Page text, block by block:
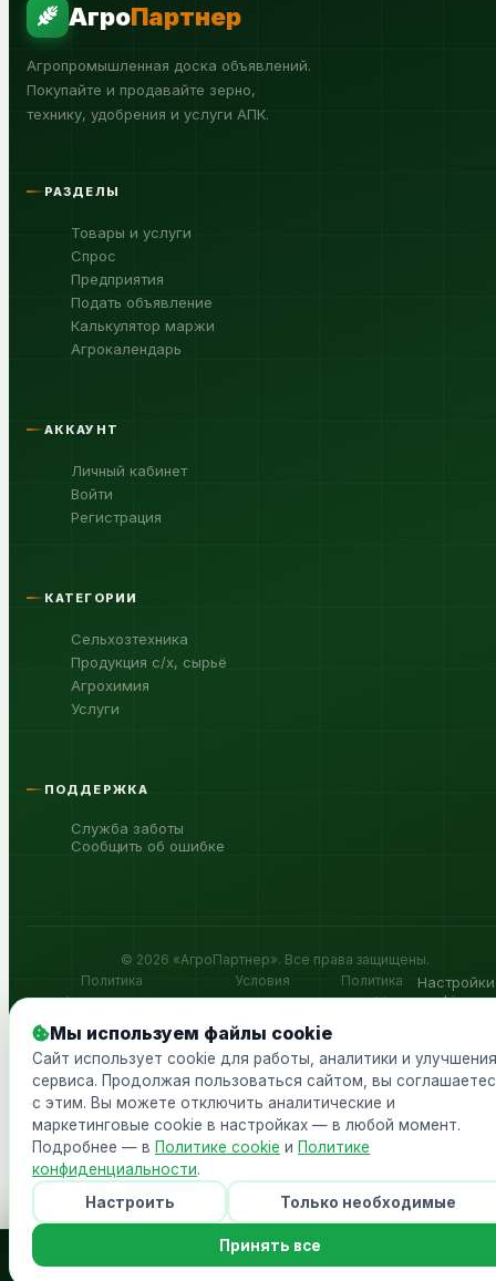
АгроПартнер
Агропромышленная доска объявлений.
Покупайте и продавайте зерно,
технику, удобрения и услуги АПК.
РАЗДЕЛЫ
Товары и услуги
Спрос
Предприятия
Подать объявление
Калькулятор маржи
Агрокалендарь
АККАУНТ
Личный кабинет
Войти
Регистрация
КАТЕГОРИИ
Сельхозтехника
Продукция с/х, сырьё
Агрохимия
Услуги
ПОДДЕРЖКА
Служба заботы
Сообщить об ошибке
© 2026 «АгроПартнер». Все права защищены.
Политика
конфиденциальности
Условия
использования
Политика
cookie
Настройки
cookie
Мы используем файлы cookie
Сайт использует cookie для работы, аналитики и улучшения
сервиса. Продолжая пользоваться сайтом, вы
с этим. Вы можете отключить аналитические и
маркетинговые cookie в настройках — в любой момент.
Подробнее — в Политике cookie и Политике
конфиденциальности.
Настроить
Только необходимые
Принять все